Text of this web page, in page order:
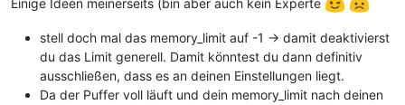
stell doch mal das memory_limit auf -1 -> damit deaktivierst
du das Limit generell. Damit könntest du dann definitiv
ausschließen, dass es an deinen Einstellungen liegt.
Da der Puffer voll läuft und dein memory_limit nach deinen